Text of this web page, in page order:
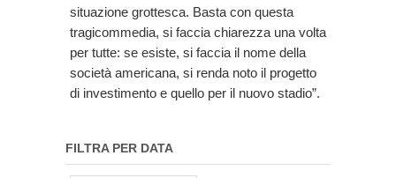
situazione grottesca. Basta con questa
tragicommedia, si faccia chiarezza una volta
per tutte: se esiste, si faccia il nome della
società americana, si renda noto il progetto
di investimento e quello per il nuovo stadio”.
FILTRA PER DATA